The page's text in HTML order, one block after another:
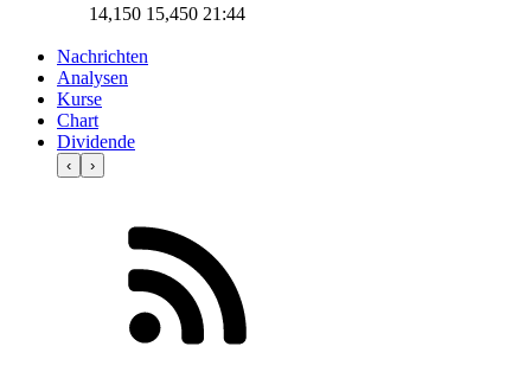
14,150 15,450 21:44
Nachrichten
Analysen
Kurse
Chart
Dividende
‹ ›